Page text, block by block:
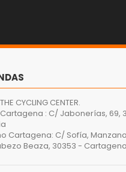
CYCLING CENTER.
: C/ Jabonerías, 69,
Cartagena: C/ Sofía,
Beaza, 30353 -